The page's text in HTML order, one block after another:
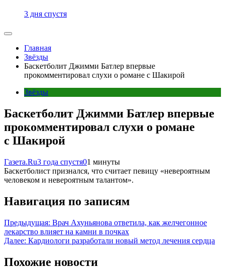
3 дня спустя
Главная
Звёзды
Баскетболит Джимми Батлер впервые
прокомментировал слухи о романе с Шакирой
Звёзды
Баскетболит Джимми Батлер впервые
прокомментировал слухи о романе
с Шакирой
Газета.Ru3 года спустя01 минуты
Баскетболист признался, что считает певицу «невероятным
человеком и невероятным талантом».
Навигация по записям
Предыдущая: Врач Ахуньянова ответила, как желчегонное
лекарство влияет на камни в почках
Далее: Кардиологи разработали новый метод лечения сердца
Похожие новости